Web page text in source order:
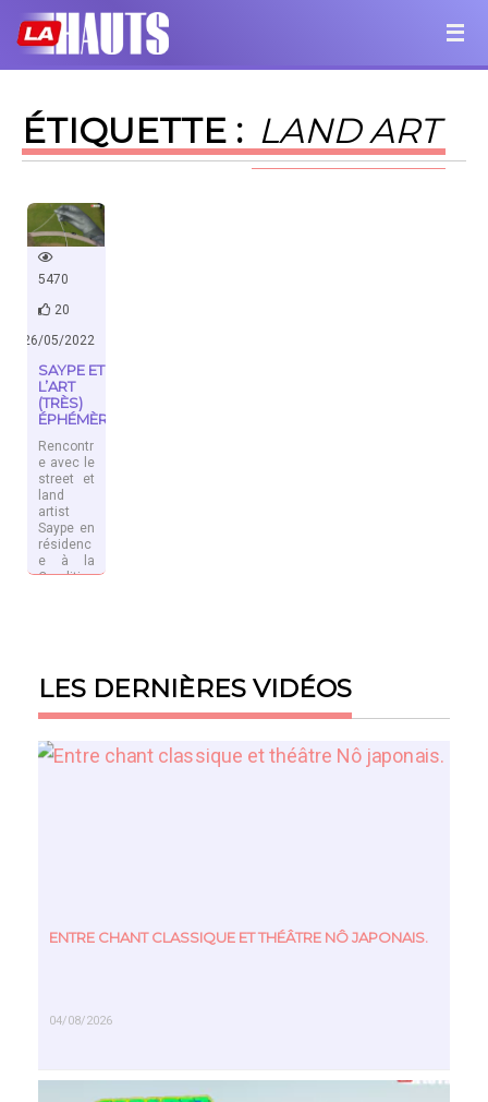
ÉTIQUETTE : LAND ART
5470
20
26/05/2022
SAYPE ET
L’ART
(TRÈS)
ÉPHÉMÈRE
Rencontr
e avec le
street et
land
artist
Saype en
résidenc
e à la
Conditio
Urbain⸱
es.
LES DERNIÈRES VIDÉOS
ENTRE CHANT CLASSIQUE ET THÉÂTRE NÔ JAPONAIS.
04/08/2026